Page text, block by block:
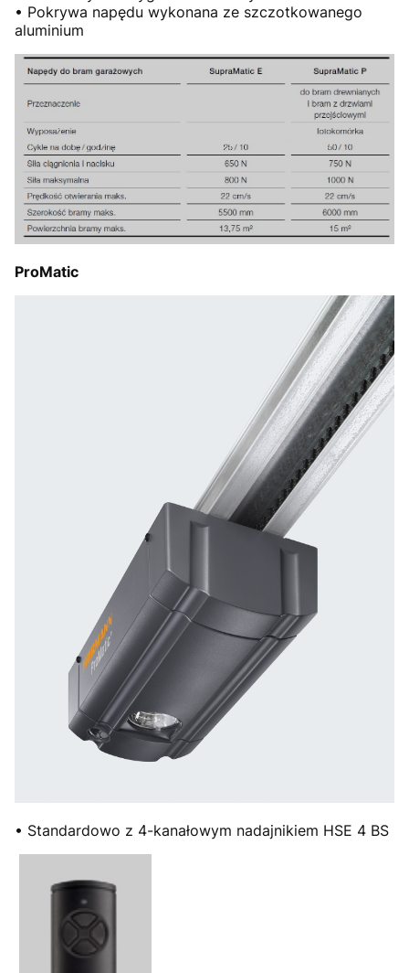
• Pokrywa napędu wykonana ze szczotkowanego
aluminium
ProMatic
• Standardowo z 4-kanałowym nadajnikiem HSE 4 BS